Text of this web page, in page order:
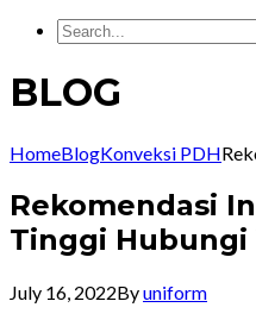
BLOG
HomeBlogKonveksi PDH
Rekomendasi
Tinggi Hubungi
July 16, 2022Byuniform